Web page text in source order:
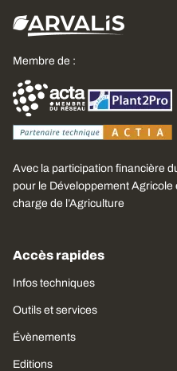
Membre de :
Avec la participation financière
pour le Développement
charge de l’Agriculture
Accès rapides
Infos techniques
Outils et services
Évènements
Editions